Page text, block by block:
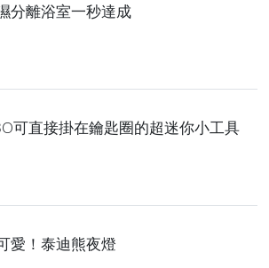
分離浴室一秒達成
可直接掛在鑰匙圈的超迷你小工具
愛！泰迪熊夜燈